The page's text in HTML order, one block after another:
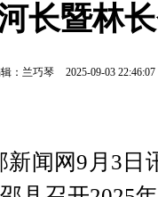
长暨林
：兰巧琴 2025-09-03 22:46:07
新闻网9月3日